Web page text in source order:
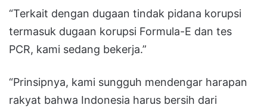
“Terkait dengan dugaan tindak pidana korupsi
termasuk dugaan korupsi Formula-E dan tes
PCR, kami sedang bekerja.”
“Prinsipnya, kami sungguh mendengar harapan
rakyat bahwa Indonesia harus bersih dari